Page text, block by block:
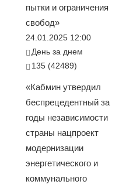
пытки и ограничения
свобод»
24.01.2025 12:00
День за днем
135 (42489)
«Кабмин утвердил
беспрецедентный за
годы независимости
страны нацпроект
модернизации
энергетического и
коммунального